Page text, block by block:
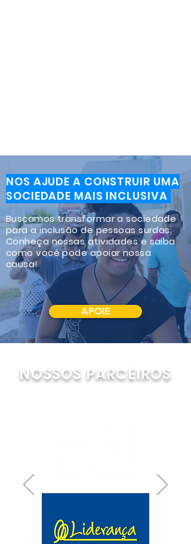
NOS AJUDE A CONSTRUIR UMA
SOCIEDADE MAIS INCLUSIVA
Buscamos transformar a sociedade
para a inclusão de pessoas surdas.
Conheça nossas atividades e saiba
como você pode apoiar nossa
causa!
APOIE
NOSSOS PARCEIROS